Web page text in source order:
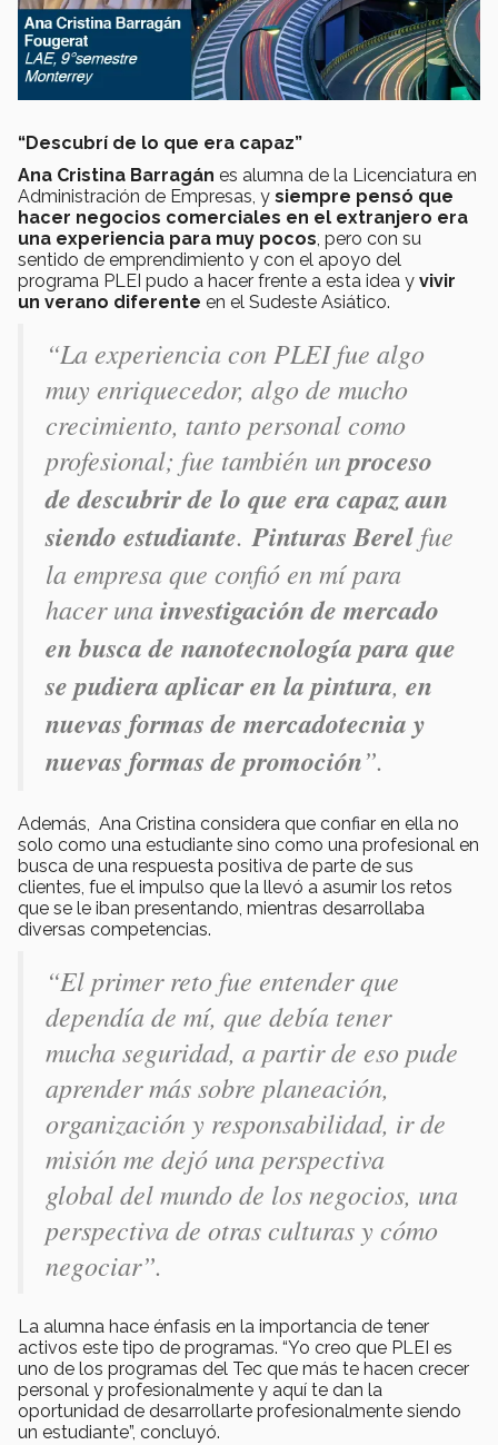
“Descubrí de lo que era capaz”
Ana Cristina Barragán es alumna de la Licenciatura en
Administración de Empresas, y siempre pensó que
hacer negocios comerciales en el extranjero era
una experiencia para muy pocos, pero con su
sentido de emprendimiento y con el apoyo del
programa PLEI pudo a hacer frente a esta idea y vivir
un verano diferente en el Sudeste Asiático.
“La experiencia con PLEI fue algo
muy enriquecedor, algo de mucho
crecimiento, tanto personal como
profesional; fue también un proceso
de descubrir de lo que era capaz aun
siendo estudiante. Pinturas Berel fue
la empresa que confió en mí para
hacer unainvestigación de mercado
en busca de nanotecnología para que
se pudiera aplicar en la pintura, en
nuevas formas de mercadotecnia y
nuevas formas de promoción”.
Además, Ana Cristina considera que confiar en ella no
solo como una estudiante sino como una profesional en
busca de una respuesta positiva de parte de sus
clientes, fue el impulso que la llevó a asumir los retos
que se le iban presentando, mientras desarrollaba
diversas competencias.
“El primer reto fue entender que
dependía de mí, que debía tener
mucha seguridad, a partir de eso pude
aprender más sobre planeación,
organización y responsabilidad, ir de
misión me dejó una perspectiva
global del mundo de los negocios, una
perspectiva de otras culturas y cómo
negociar”.
La alumna hace énfasis en la importancia de tener
activos este tipo de programas. “Yo creo que PLEI es
uno de los programas del Tec que más te hacen crecer
personal y profesionalmente y aquí te dan la
oportunidad de desarrollarte profesionalmente siendo
un estudiante”, concluyó.